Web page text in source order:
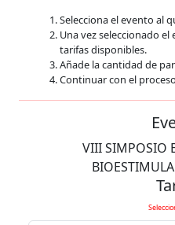
Selecciona el evento al
Una vez seleccionado
tarifas disponibles.
Añade la cantidad de
Continuar con el
VIII SIMPOSIO